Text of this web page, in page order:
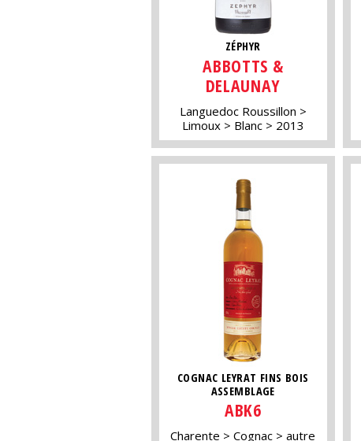
ZÉPHYR
ABBOTTS &
DELAUNAY
Languedoc Roussillon
Limoux
Blanc 2013
COGNAC LEYRAT FINS BOIS
ASSEMBLAGE
ABK6
Charente Cognac autre